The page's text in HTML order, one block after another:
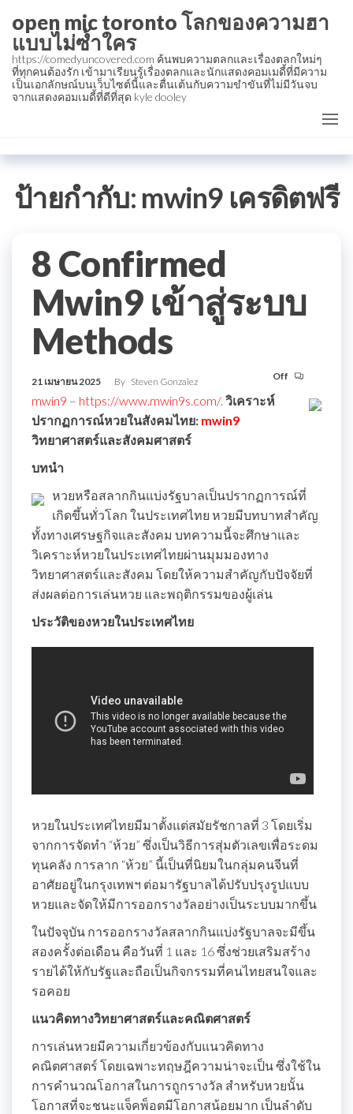
the
content
open mic toronto โลกของความฮา
แบบไม่ซ้ำใคร
https://comedyuncovered.com ค้นพบความตลกและเรื่องตลกใหม่ๆ
ที่ทุกคนต้องรัก เข้ามาเรียนรู้เรื่องตลกและนักแสดงคอมเมดี้ที่มีความ
เป็นเอกลักษณ์บนเว็บไซต์นี้และตื่นเต้นกับความขำขันที่ไม่มีวันจบ
จากแสดงคอมเมดี้ที่ดีที่สุด kyle dooley
ป้ายกำกับ: mwin9 เครดิตฟรี
8 Confirmed
Mwin9 เข้าสู่ระบบ
Methods
21 เมษายน 2025 By Steven Gonzalez Off
mwin9 – https://www.mwin9s.com/. วิเคราะห์
ปรากฏการณ์หวยในสังคมไทย: mwin9
วิทยาศาสตร์และสังคมศาสตร์
บทนำ
หวยหรือสลากกินแบ่งรัฐบาลเป็นปรากฏการณ์ที่
เกิดขึ้นทั่วโลก ในประเทศไทย หวยมีบทบาทสำคัญ
ทั้งทางเศรษฐกิจและสังคม บทความนี้จะศึกษาและ
วิเคราะห์หวยในประเทศไทยผ่านมุมมองทาง
วิทยาศาสตร์และสังคม โดยให้ความสำคัญกับปัจจัยที่
ส่งผลต่อการเล่นหวย และพฤติกรรมของผู้เล่น
ประวัติของหวยในประเทศไทย
หวยในประเทศไทยมีมาตั้งแต่สมัยรัชกาลที่ 3 โดยเริ่ม
จากการจัดทำ “ห้วย” ซึ่งเป็นวิธีการสุ่มตัวเลขเพื่อระดม
ทุนคลัง การลาก “ห้วย” นี้เป็นที่นิยมในกลุ่มคนจีนที่
อาศัยอยู่ในกรุงเทพฯ ต่อมารัฐบาลได้ปรับปรุงรูปแบบ
หวยและจัดให้มีการออกรางวัลอย่างเป็นระบบมากขึ้น
ในปัจจุบัน การออกรางวัลสลากกินแบ่งรัฐบาลจะมีขึ้น
สองครั้งต่อเดือน คือวันที่ 1 และ 16 ซึ่งช่วยเสริมสร้าง
รายได้ให้กับรัฐและถือเป็นกิจกรรมที่คนไทยสนใจและ
รอคอย
แนวคิดทางวิทยาศาสตร์และคณิตศาสตร์
การเล่นหวยมีความเกี่ยวข้องกับแนวคิดทาง
คณิตศาสตร์ โดยเฉพาะทฤษฎีความน่าจะเป็น ซึ่งใช้ใน
การคำนวณโอกาสในการถูกรางวัล สำหรับหวยนั้น
โอกาสที่จะชนะแจ็คพ็อตมีโอกาสน้อยมาก เป็นลำดับ